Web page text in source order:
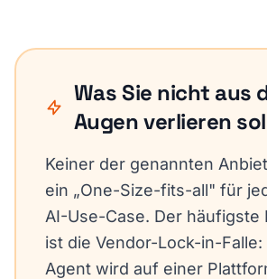
Was Sie nicht aus
Augen verlieren
Keiner der genannten
ein „One-Size-fits-all" für
AI-Use-Case. Der häufigste
ist die Vendor-Lock-in-Falle:
Agent wird auf einer